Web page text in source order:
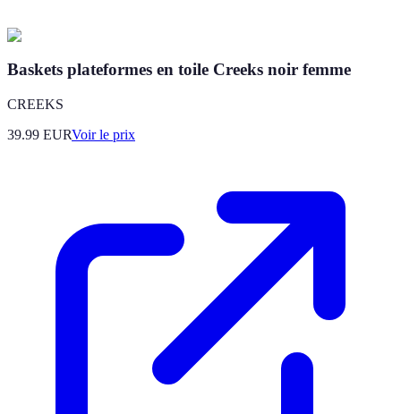
Baskets plateformes en toile Creeks noir femme
CREEKS
39.99 EURVoir le prix